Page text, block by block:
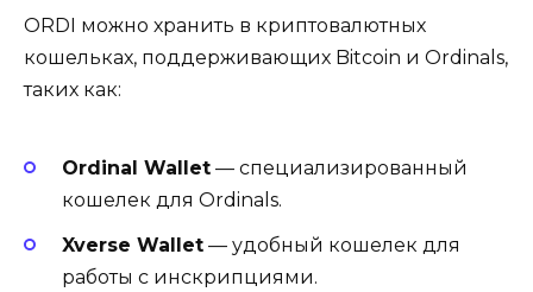
ORDI можно хранить в криптовалютных
кошельках, поддерживающих Bitcoin и Ordinals,
таких как:
Ordinal Wallet — специализированный
кошелек для Ordinals.
Xverse Wallet — удобный кошелек для
работы с инскрипциями.